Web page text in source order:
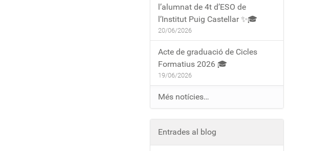
l’alumnat de 4t d’ESO de
l’Institut Puig Castellar ✨🎓
20/06/2026
Acte de graduació de Cicles
Formatius 2026 🎓
19/06/2026
Més notícies…
Entrades al blog